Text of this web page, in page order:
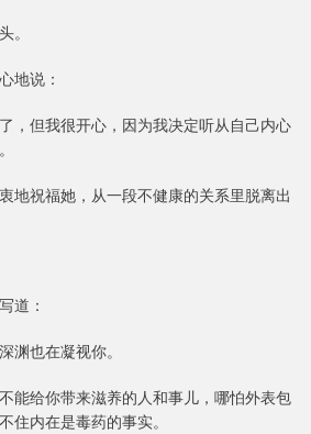
。
地说：
，但我很开心，因为我决定听从自己内心
地祝福她，从一段不健康的关系里脱离出
道：
渊也在凝视你。
能给你带来滋养的人和事儿，哪怕外表包
住内在是毒药的事实。